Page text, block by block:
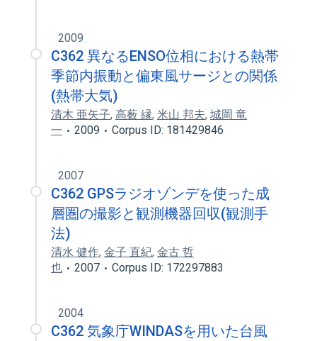
2009
C362 異なるENSO位相における熱帯
季節内振動と偏東風サージとの関係
(熱帯大気)
清木 亜矢子, 高薮 縁, 米山 邦夫, 城岡 竜
一
2009 Corpus ID: 181429846
2007
C362 GPSラジオゾンデを使った成
層圏の撮影と観測機器回収(観測手
法)
清水 健作, 金子 直紀, 金古 哲
也
2007 Corpus ID: 172297883
2004
C362 気象庁WINDASを用いた台風